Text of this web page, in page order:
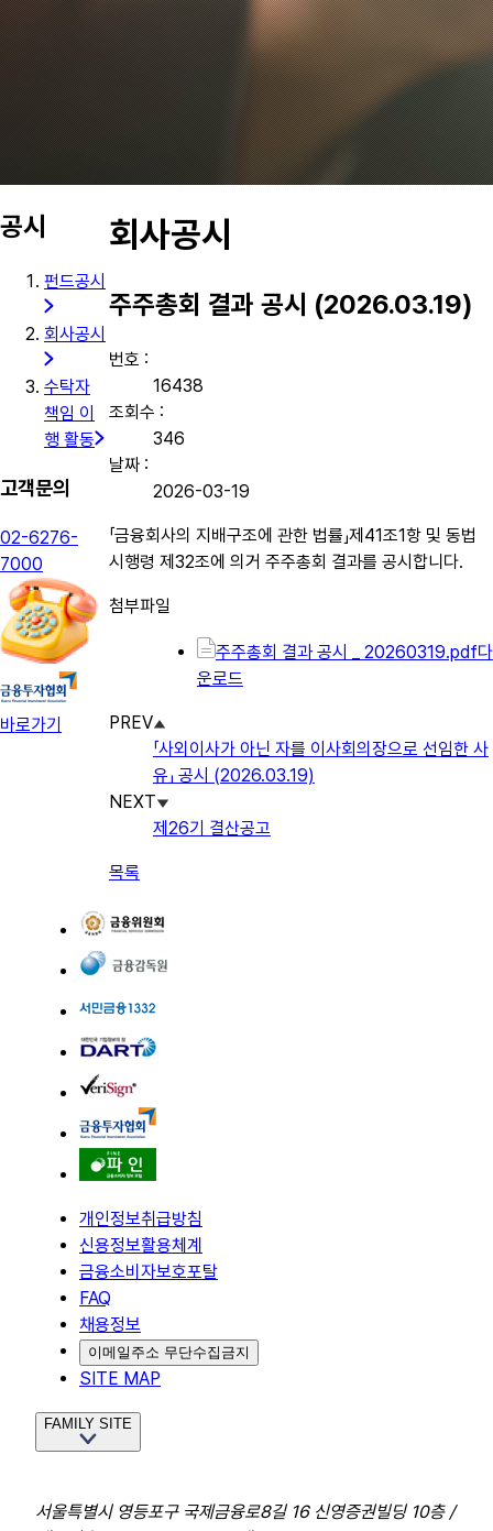
공시
펀드공시
회사공시
수탁자
책임 이
행 활동
고객문의
02-6276-
7000
바로가기
회사공시
주주총회 결과 공시 (2026.03.19)
번호 :
16438
조회수 :
346
날짜 :
2026-03-19
「금융회사의 지배구조에 관한 법률」제41조1항 및 동법
시행령 제32조에 의거 주주총회 결과를 공시합니다.
첨부파일
주주총회 결과 공시 _ 20260319.pdf다
운로드
PREV
「사외이사가 아닌 자를 이사회의장으로 선임한 사
유」 공시 (2026.03.19)
NEXT
제26기 결산공고
목록
개인정보취급방침
신용정보활용체계
금융소비자보호포탈
FAQ
채용정보
이메일주소 무단수집금지
SITE MAP
FAMILY SITE
서울특별시 영등포구 국제금융로8길 16 신영증권빌딩 10층 /